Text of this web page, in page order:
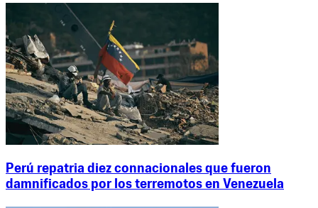
Perú repatria diez connacionales que fueron
damnificados por los terremotos en Venezuela